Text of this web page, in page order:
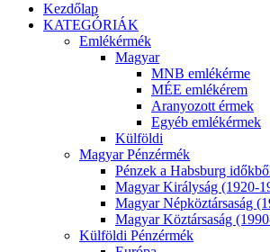
Kezdőlap
KATEGÓRIÁK
Emlékérmék
Magyar
MNB emlékérme
MÉE emlékérem
Aranyozott érmek
Egyéb emlékérmek
Külföldi
Magyar Pénzérmék
Pénzek a Habsburg
Magyar Királyság (1920-
Magyar Népköztársaság
Magyar Köztársaság
Külföldi Pénzérmék